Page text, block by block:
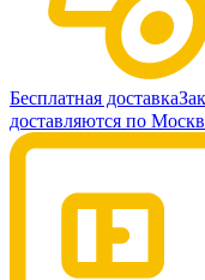
Бесплатная доставка
доставляются по